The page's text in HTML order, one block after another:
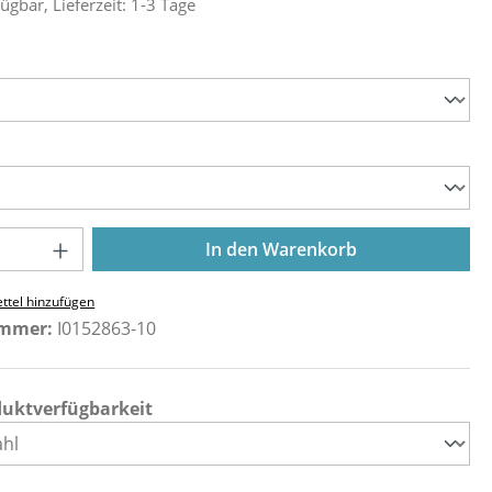
Anzahl: Gib den gewünschten Wert
In den Warenkorb
hinzufügen
I0152863-10